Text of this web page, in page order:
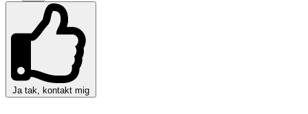
Ja tak, kontakt mig